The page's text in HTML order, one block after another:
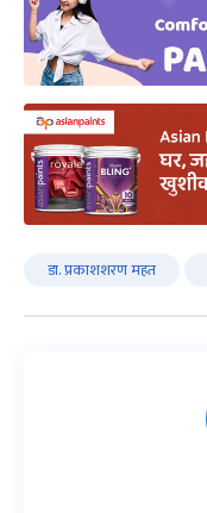
डा. प्रकाशशरण महत